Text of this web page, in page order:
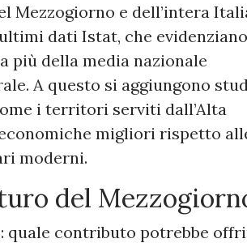
Mezzogiorno e dell’intera
dati Istat, che
più della media nazionale
A questo si aggiungono
i territori serviti dall’Alta
migliori rispetto
moderni.
del
quale contributo potrebbe